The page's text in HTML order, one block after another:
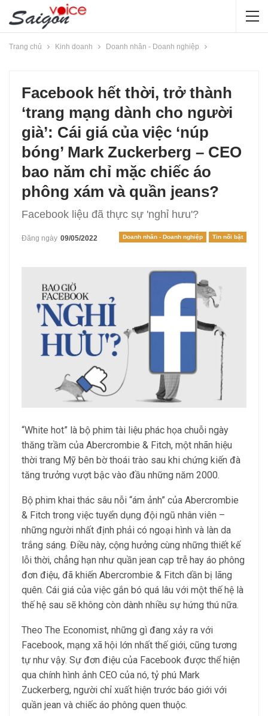
Trang chủ Kinh doanh Doanh nhân - Doanh nghiệp
Facebook hết thời, trở thành
‘trang mạng dành cho người
già’: Cái giá của việc ‘núp
bóng’ Mark Zuckerberg – CEO
bao năm chỉ mặc chiếc áo
phông xám và quần jeans?
Facebook liệu đã thực sự 'nghỉ hưu'?
Doanh nhân - Doanh nghiệp Tin nổi bật
Đăng ngày 09/05/2022
“White hot” là bộ phim tài liệu phác họa chuỗi ngày
thăng trầm của Abercrombie & Fitch, một nhãn hiệu
thời trang Mỹ bên bờ thoái trào sau khi chứng kiến đà
tăng trưởng vượt bậc vào đầu những năm 2000.
Bộ phim khai thác sâu nỗi “ám ảnh” của Abercrombie
& Fitch trong việc tuyển dụng đội ngũ nhân viên –
những người nhất định phải có ngoại hình và làn da
trắng sáng. Điều này, cộng hưởng cùng những thiết kế
lỗi thời, chẳng hạn như quần jean cạp trễ hay áo phông
đơn điệu, đã khiến Abercrombie & Fitch dần bị lãng
quên. Cái giá của việc gắn bó quá lâu với một thế hệ là
thế hệ sau sẽ không còn dành nhiều sự hứng thú nữa.
Theo The Economist, những gì đang xảy ra với
Facebook, mạng xã hội lớn nhất thế giới, cũng tương
tự như vậy. Sự đơn điệu của Facebook được thể hiện
qua chính hình ảnh CEO của nó, tỷ phú Mark
Zuckerberg, người chỉ xuất hiện trước báo giới với
quần jean và chiếc áo phông quen thuộc.